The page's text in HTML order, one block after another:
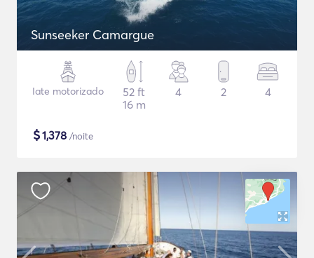
Sunseeker Camargue
Iate motorizado
52 ft
16 m
4 2 4
$1,378 /noite